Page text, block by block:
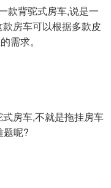
款背驼式房车,说是一
房车可以根据多款皮
需求。
房车,不就是拖挂房车
题呢?